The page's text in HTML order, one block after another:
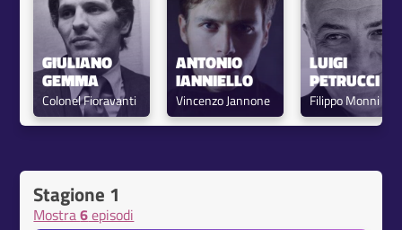
GIULIANO
GEMMA
Colonel Fioravanti
ANTONIO
IANNIELLO
Vincenzo Jannone
LUIGI
PETRUCCI
Filippo Monni
Stagione 1
Mostra6episodi